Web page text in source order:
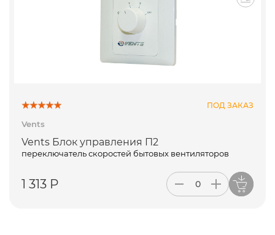
ПОД ЗАКАЗ
Vents
Vents Блок управления П2
переключатель скоростей бытовых вентиляторов
1 313 Р